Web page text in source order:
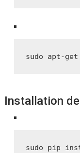
sudo apt-
Installation
sudo pip